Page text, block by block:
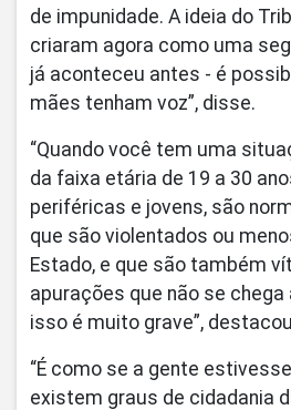
de impunidade. A ideia do
criaram agora como uma
já aconteceu antes - é
mães tenham voz”, disse.
“Quando você tem uma
da faixa etária de 19 a 30
periféricas e jovens, são
que são violentados ou
Estado, e que são também
apurações que não se
isso é muito grave”,
“É como se a gente
existem graus de cidadania